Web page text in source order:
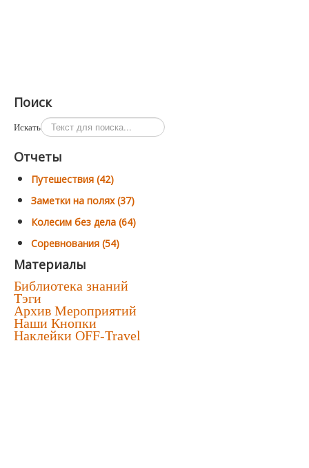
Поиск
Искать
Отчеты
Путешествия (42)
Заметки на полях (37)
Колесим без дела (64)
Соревнования (54)
Материалы
Библиотека знаний
Тэги
Архив Мероприятий
Наши Кнопки
Наклейки OFF-Travel